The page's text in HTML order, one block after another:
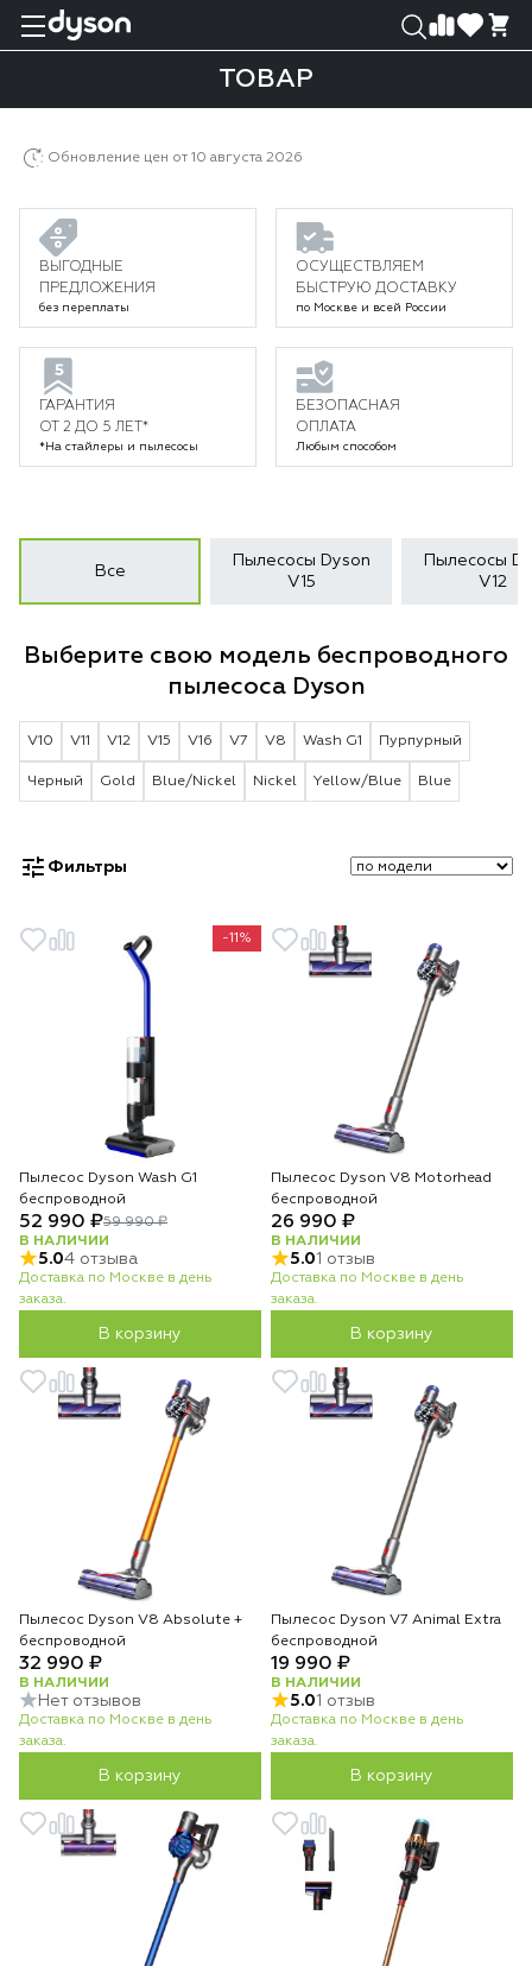
ТОВАР
Обновление цен от 10 августа 2026
ВЫГОДНЫЕ
ПРЕДЛОЖЕНИЯ
без переплаты
ОСУЩЕСТВЛЯЕМ
БЫСТРУЮ ДОСТАВКУ
по Москве и всей России
ГАРАНТИЯ
ОТ 2 ДО 5 ЛЕТ*
*На стайлеры и пылесосы
БЕЗОПАСНАЯ
ОПЛАТА
Любым способом
Все
Пылесосы Dyson
V15
Пылесосы
V12
Выберите свою модель беспроводного
пылесоса Dyson
V10 V11 V12 V15 V16 V7 V8 Wash G1 Пурпурный
Черный Gold Blue/Nickel Nickel Yellow/Blue Blue
Фильтры
-11%
Пылесос Dyson Wash G1
беспроводной
52 990 ₽59 990 ₽
В НАЛИЧИИ
5.04 отзыва
Доставка по Москве в день
заказа.
В корзину
Пылесос Dyson V8 Motorhead
беспроводной
26 990 ₽
В НАЛИЧИИ
5.01 отзыв
Доставка по Москве в день
заказа.
В корзину
Пылесос Dyson V8 Absolute +
беспроводной
32 990 ₽
В НАЛИЧИИ
Нет отзывов
Доставка по Москве в день
заказа.
В корзину
Пылесос Dyson V7 Animal Extra
беспроводной
19 990 ₽
В НАЛИЧИИ
5.01 отзыв
Доставка по Москве в день
заказа.
В корзину